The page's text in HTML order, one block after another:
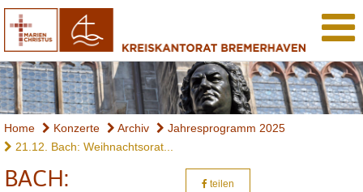
Home Konzerte Archiv
Jahresprogramm 2025
21.12. Bach: Weihnachtsorat...
BACH:
teilen